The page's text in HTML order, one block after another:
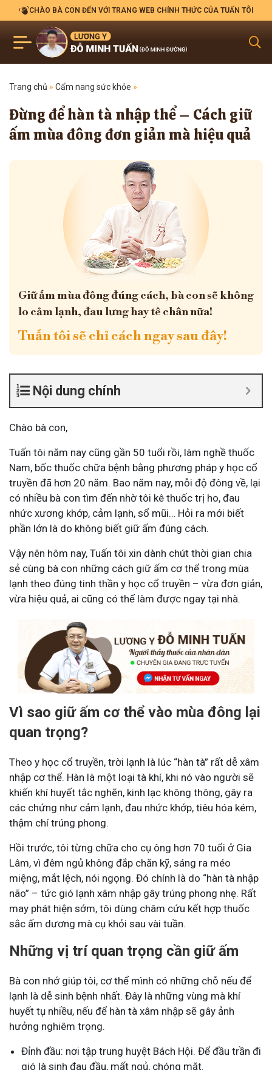
CHÀO BÀ CON ĐẾN VỚI TRANG WEB CHÍNH THỨC CỦA TUẤN TÔI
Trang chủ » Cẩm nang sức khỏe »
Đừng để hàn tà nhập thể – Cách giữ
ấm mùa đông đơn giản mà hiệu quả
Giữ ấm mùa đông đúng cách, bà con sẽ không
lo cảm lạnh, đau lưng hay tê chân nữa!
Tuấn tôi sẽ chỉ cách ngay sau đây!
Nội dung chính
Chào bà con,
Tuấn tôi năm nay cũng gần 50 tuổi rồi, làm nghề thuốc
Nam, bốc thuốc chữa bệnh bằng phương pháp y học cổ
truyền đã hơn 20 năm. Bao năm nay, mỗi độ đông về, lại
có nhiều bà con tìm đến nhờ tôi kê thuốc trị ho, đau
nhức xương khớp, cảm lạnh, sổ mũi… Hỏi ra mới biết
phần lớn là do không biết giữ ấm đúng cách.
Vậy nên hôm nay, Tuấn tôi xin dành chút thời gian chia
sẻ cùng bà con những cách giữ ấm cơ thể trong mùa
lạnh theo đúng tinh thần y học cổ truyền – vừa đơn giản,
vừa hiệu quả, ai cũng có thể làm được ngay tại nhà.
Vì sao giữ ấm cơ thể vào mùa đông lại
quan trọng?
Theo y học cổ truyền, trời lạnh là lúc “hàn tà” rất dễ xâm
nhập cơ thể. Hàn là một loại tà khí, khi nó vào người sẽ
khiến khí huyết tắc nghẽn, kinh lạc không thông, gây ra
các chứng như cảm lạnh, đau nhức khớp, tiêu hóa kém,
thậm chí trúng phong.
Hồi trước, tôi từng chữa cho cụ ông hơn 70 tuổi ở Gia
Lâm, vì đêm ngủ không đắp chăn kỹ, sáng ra méo
miệng, mắt lệch, nói ngọng. Đó chính là do “hàn tà nhập
não” – tức gió lạnh xâm nhập gây trúng phong nhẹ. Rất
may phát hiện sớm, tôi dùng châm cứu kết hợp thuốc
sắc ấm dương mà cụ khỏi sau vài tuần.
Những vị trí quan trọng cần giữ ấm
Bà con nhớ giúp tôi, cơ thể mình có những chỗ nếu để
lạnh là dễ sinh bệnh nhất. Đây là những vùng mà khí
huyết tụ nhiều, nếu để hàn tà xâm nhập sẽ gây ảnh
hưởng nghiêm trọng.
Đỉnh đầu: nơi tập trung huyệt Bách Hội. Để đầu trần đi
gió là sinh đau đầu, mất ngủ, chóng mặt.